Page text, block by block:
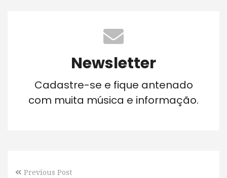
Newsletter
Cadastre-se e fique antenado
com muita música e informação.
Previous Post